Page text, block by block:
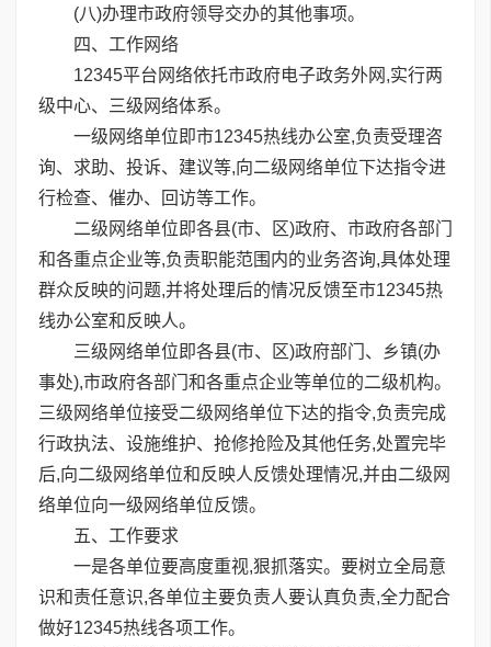
(八)办理市政府领导交办的其他事项。
四、工作网络
12345平台网络依托市政府电子政务外网,实行两
级中心、三级网络体系。
一级网络单位即市12345热线办公室,负责受理咨
询、求助、投诉、建议等,向二级网络单位下达指令进
行检查、催办、回访等工作。
二级网络单位即各县(市、区)政府、市政府各部门
和各重点企业等,负责职能范围内的业务咨询,具体处理
群众反映的问题,并将处理后的情况反馈至市12345热
线办公室和反映人。
三级网络单位即各县(市、区)政府部门、乡镇(办
事处),市政府各部门和各重点企业等单位的二级机构。
三级网络单位接受二级网络单位下达的指令,负责完成
行政执法、设施维护、抢修抢险及其他任务,处置完毕
后,向二级网络单位和反映人反馈处理情况,并由二级网
络单位向一级网络单位反馈。
五、工作要求
一是各单位要高度重视,狠抓落实。要树立全局意
识和责任意识,各单位主要负责人要认真负责,全力配合
做好12345热线各项工作。